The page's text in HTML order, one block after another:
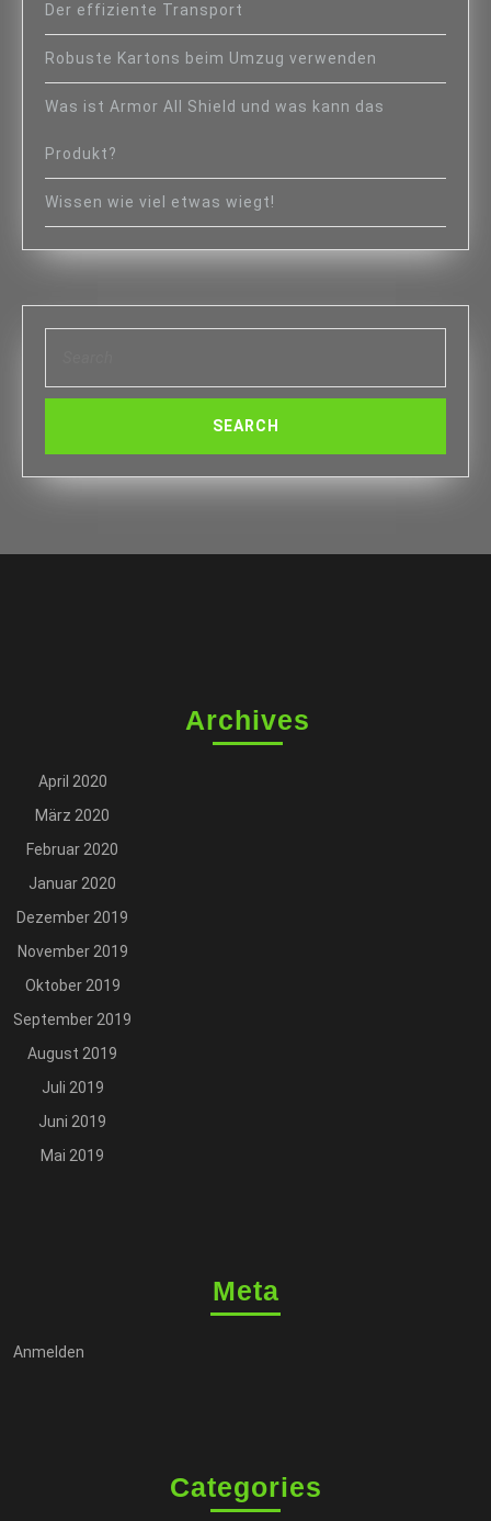
Der effiziente Transport
Robuste Kartons beim Umzug verwenden
Was ist Armor All Shield und was kann das
Produkt?
Wissen wie viel etwas wiegt!
Archives
April 2020
März 2020
Februar 2020
Januar 2020
Dezember 2019
November 2019
Oktober 2019
September 2019
August 2019
Juli 2019
Juni 2019
Mai 2019
Meta
Anmelden
Categories